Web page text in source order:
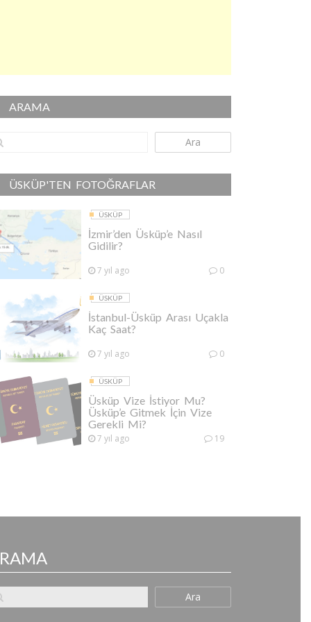
ARAMA
Ara
ÜSKÜP'TEN FOTOĞRAFLAR
ÜSKÜP
İzmir’den Üsküp’e Nasıl
Gidilir?
7 yıl ago 0
ÜSKÜP
İstanbul-Üsküp Arası Uçakla
Kaç Saat?
7 yıl ago 0
ÜSKÜP
Üsküp Vize İstiyor Mu?
Üsküp’e Gitmek İçin Vize
Gerekli Mi?
7 yıl ago 19
Ara